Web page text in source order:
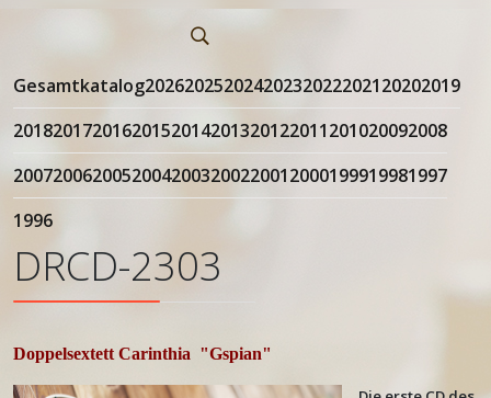
Gesamtkatalog20262025202420232022202120202019
20182017201620152014201320122011201020092008
20072006200520042003200220012000199919981997
1996
DRCD-2303
Doppelsextett Carinthia "Gspian"